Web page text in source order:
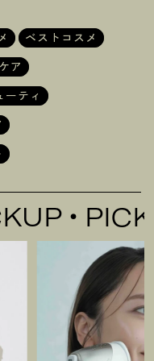
ベストコスメ
ア
ーティ